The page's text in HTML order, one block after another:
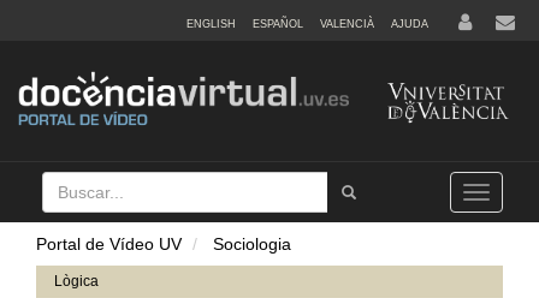
ENGLISH ESPAÑOL VALENCIÀ AJUDA
Buscar
Tramet
Toggle
navigation
Portal de Vídeo UV Sociologia
Lògica